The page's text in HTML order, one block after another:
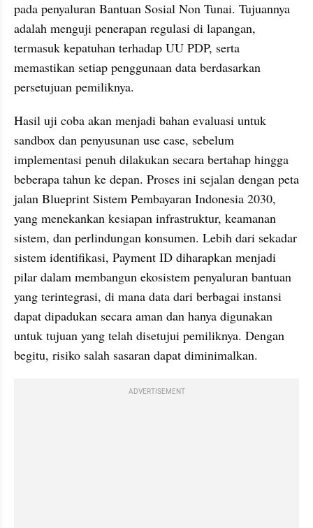
pada penyaluran Bantuan Sosial Non Tunai. Tujuannya
adalah menguji penerapan regulasi di lapangan,
termasuk kepatuhan terhadap UU PDP, serta
memastikan setiap penggunaan data berdasarkan
persetujuan pemiliknya.
Hasil uji coba akan menjadi bahan evaluasi untuk
sandbox dan penyusunan use case, sebelum
implementasi penuh dilakukan secara bertahap hingga
beberapa tahun ke depan. Proses ini sejalan dengan peta
jalan Blueprint Sistem Pembayaran Indonesia 2030,
yang menekankan kesiapan infrastruktur, keamanan
sistem, dan perlindungan konsumen. Lebih dari sekadar
sistem identifikasi, Payment ID diharapkan menjadi
pilar dalam membangun ekosistem penyaluran bantuan
yang terintegrasi, di mana data dari berbagai instansi
dapat dipadukan secara aman dan hanya digunakan
untuk tujuan yang telah disetujui pemiliknya. Dengan
begitu, risiko salah sasaran dapat diminimalkan.
ADVERTISEMENT